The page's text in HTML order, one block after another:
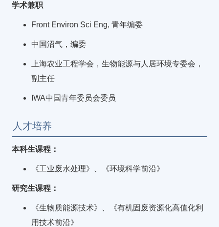
学术兼职
Front Environ Sci Eng, 青年编委
中国沼气，编委
上海农业工程学会，生物能源与人居环境专委会，
副主任
IWA中国青年委员会委员
人才培养
本科生课程：
《工业废水处理》、《环境科学前沿》
研究生课程：
《生物质能源技术》、《有机固废资源化高值化利
用技术前沿》